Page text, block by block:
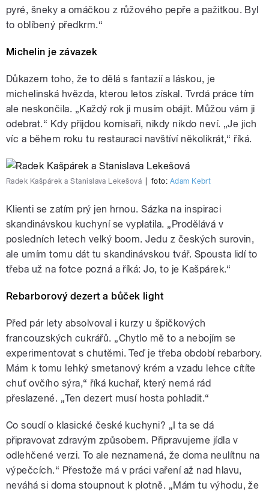
pyré, šneky a omáčkou z růžového pepře a pažitkou. Byl
to oblíbený předkrm.“
Michelin je závazek
Důkazem toho, že to dělá s fantazií a láskou, je
michelinská hvězda, kterou letos získal. Tvrdá práce tím
ale neskončila. „Každý rok ji musím obájit. Můžou vám ji
odebrat.“ Kdy přijdou komisaři, nikdy nikdo neví. „Je jich
víc a během roku tu restauraci navštíví několikrát,“ říká.
Radek Kašpárek a Stanislava Lekešová foto: Adam Kebrt
Klienti se zatím prý jen hrnou. Sázka na inspiraci
skandinávskou kuchyní se vyplatila. „Prodělává v
posledních letech velký boom. Jedu z českých surovin,
ale umím tomu dát tu skandinávskou tvář. Spousta lidí to
třeba už na fotce pozná a říká: Jo, to je Kašpárek.“
Rebarborový dezert a bůček light
Před pár lety absolvoval i kurzy u špičkových
francouzských cukrářů. „Chytlo mě to a nebojím se
experimentovat s chutěmi. Teď je třeba období rebarbory.
Mám k tomu lehký smetanový krém a vzadu lehce cítíte
chuť ovčího sýra,“ říká kuchař, který nemá rád
přeslazené. „Ten dezert musí hosta pohladit.“
Co soudí o klasické české kuchyni? „I ta se dá
připravovat zdravým způsobem. Připravujeme jídla v
odlehčené verzi. To ale neznamená, že doma neulítnu na
výpečcích.“ Přestože má v práci vaření až nad hlavu,
neváhá si doma stoupnout k plotně. „Mám tu výhodu, že